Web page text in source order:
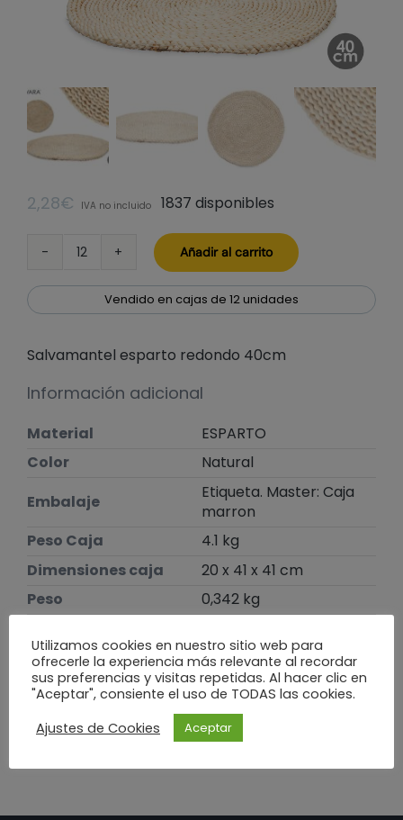
2,28€ IVA no incluido 1837 disponibles
Salvamantel
redondo
40cm
Añadir al carrito
Vendido en cajas de 12 unidades
Salvamantel esparto redondo 40cm
Información adicional
Material
ESPARTO
Color
Natural
Embalaje
Etiqueta. Master: Caja
marron
Peso Caja
4.1 kg
Dimensiones caja
20 x 41 x 41 cm
Peso
0,342 kg
Te puede interesar
Utilizamos cookies en nuestro sitio web para
ofrecerle la experiencia más relevante al recordar
sus preferencias y visitas repetidas. Al hacer clic en
"Aceptar", consiente el uso de TODAS las cookies.
Ajustes de Cookies
Aceptar